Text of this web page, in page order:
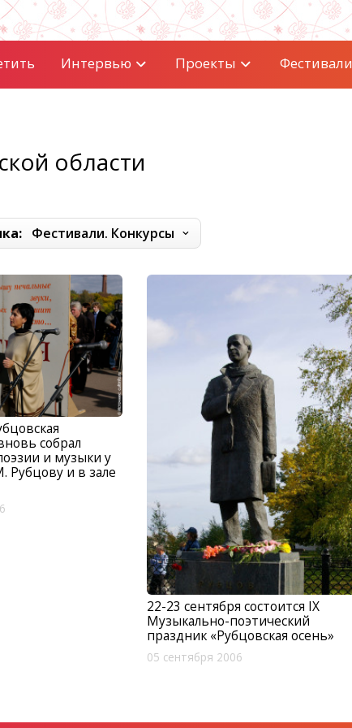
Интервью Проекты Фестивали
области
Фестивали. Конкурсы
собрал
и музыки у
Рубцову и в зале
22-23 сентября состоится IX
Музыкально-поэтический
праздник «Рубцовская осень»
05 сентября 2006